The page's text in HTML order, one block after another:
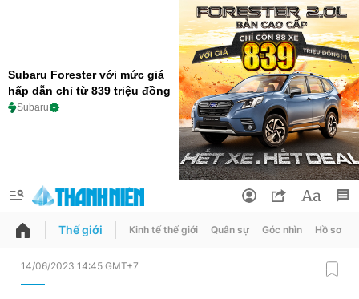
Subaru Forester với mức giá
hấp dẫn chỉ từ 839 triệu đồng
Subaru
QUẢNG CÁO
Thế giới Kinh tế thế giới Quân sự Góc nhìn Hồ sơ
14/06/2023 14:45 GMT+7